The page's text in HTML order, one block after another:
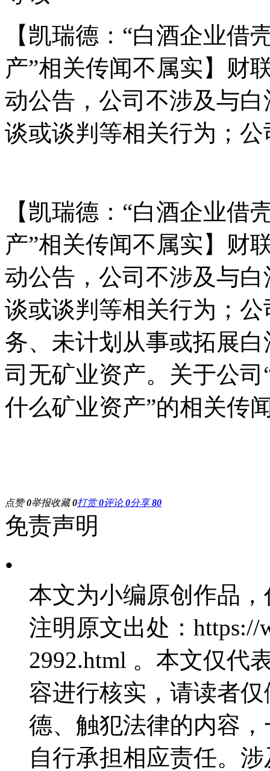
【凯瑞德：“白酒企业借
产”相关传闻不属实】财
动公告，公司不涉及与白
谈或谈判等相关行为；
【凯瑞德：“白酒企业借
产”相关传闻不属实】财
动公告，公司不涉及与白
谈或谈判等相关行为；
务、未计划从事或拓展
司无矿业资产。关于公
什么矿业资产”的相关传
点赞0举报收藏0打赏0评论0分享 80
免责声明
•
本文为小编原创作品
注明原文出处：https://
2992.html 。本文仅代
容进行核实，请读者
德、触犯法律的内容
自行承担相应责任。